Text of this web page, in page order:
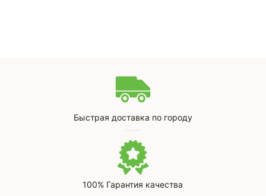
Быстрая доставка по городу
100% Гарантия качества